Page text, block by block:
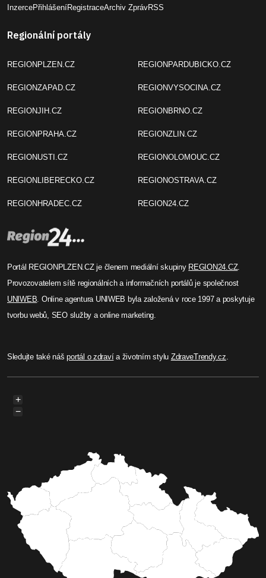
InzercePřihlášeníRegistraceArchiv ZprávRSS
Regionální portály
REGIONPLZEN.CZ
REGIONZAPAD.CZ
REGIONJIH.CZ
REGIONPRAHA.CZ
REGIONUSTI.CZ
REGIONLIBERECKO.CZ
REGIONHRADEC.CZ
REGIONPARDUBICKO.CZ
REGIONVYSOCINA.CZ
REGIONBRNO.CZ
REGIONZLIN.CZ
REGIONOLOMOUC.CZ
REGIONOSTRAVA.CZ
REGION24.CZ
Portál REGIONPLZEN.CZ je členem mediální skupiny REGION24.CZ.
Provozovatelem sítě regionálních a informačních portálů je společnost
UNIWEB. Online agentura UNIWEB byla založená v roce 1997 a poskytuje
tvorbu webů, SEO služby a online marketing.
Sledujte také nášportál o zdravía životním stylu ZdraveTrendy.cz.
+
−